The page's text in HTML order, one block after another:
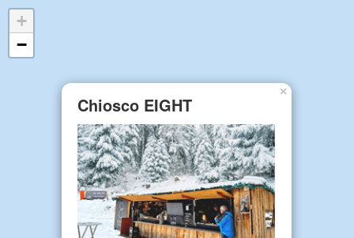
Chiosco EIGHT
×
+
−